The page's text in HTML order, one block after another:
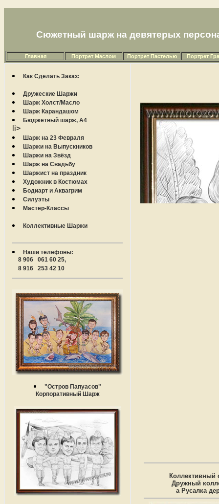
Сюжетный шарж на девятерых
Главная Портрет Маслом Портрет Пастелью Портрет
Как Сделать Заказ:
Дружеские Шаржи
Шарж Холст/Масло
Шарж Карандашом
Бюджетный шарж, А4
li>
Шарж на 23 Февраля
Шаржи на Выпускников
Шаржи на Звёзд
Шарж на Свадьбу
Шаржист на праздник
Художник в Костюмах
Бодиарт и Аквагрим
Силуэты
Мастер-Классы
Коллективные Шаржи
Наши телефоны:
8 906 061 60 25,
8 916 253 42 10
"Остров Папуасов"
Корпоративный Шарж
Дружный
а Русалка